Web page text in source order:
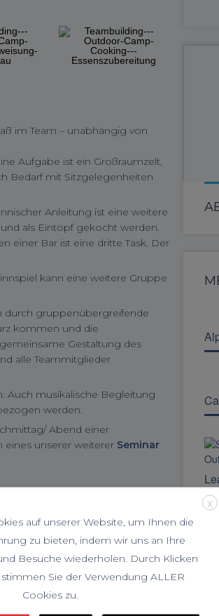
im Team – unabhängig von
Aufgabe ist ein Großraumzelt,
Bedarf mit Sitzgelegenheiten
Anleitung ist eine weitere
als Eintopf gekocht werden.
einer Bar ist eine dritte Task. Der
kann eine weitere Gruppe
durch gruppenübergreifende
kommen und die
Gestaltung des
alle Teammitglieder
Auch musikalische Begleitung
werden.
Abend einer
eines unserer weiterer Seminar
X
auf unserer Website, um Ihnen die
zu bieten, indem wir uns an Ihre
Besuche wiederholen. Durch Klicken
Sie der Verwendung ALLER
Cookies zu.